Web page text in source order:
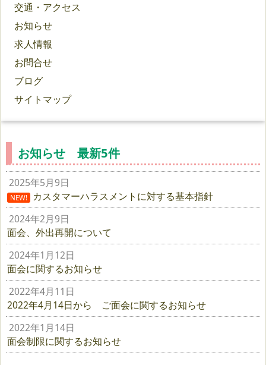
交通・アクセス
お知らせ
求人情報
お問合せ
ブログ
サイトマップ
お知らせ 最新5件
2025年5月9日
NEW!
カスタマーハラスメントに対する基本指針
2024年2月9日
面会、外出再開について
2024年1月12日
面会に関するお知らせ
2022年4月11日
2022年4月14日から ご面会に関するお知らせ
2022年1月14日
面会制限に関するお知らせ